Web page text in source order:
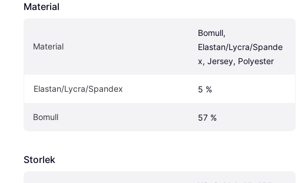
Material
Material
Bomull,
Elastan/Lycra/Spande
x, Jersey, Polyester
Elastan/Lycra/Spandex 5 %
Bomull 57 %
Storlek